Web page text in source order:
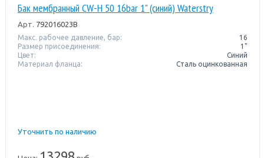
Бак мембранный CW-Н 50 16bar 1" (синий) Waterstry
Арт. 792016023B
Макс. рабочее давление, бар:
16
Размер присоединения:
1"
Цвет:
Синий
Материал фланца:
Сталь оцинкованная
Уточнить по наличию